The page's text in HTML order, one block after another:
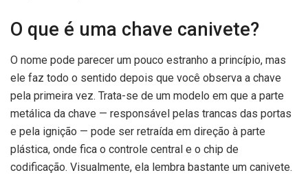
O que é uma chave canivete?
O nome pode parecer um pouco estranho a princípio, mas
ele faz todo o sentido depois que você observa a chave
pela primeira vez. Trata-se de um modelo em que a parte
metálica da chave — responsável pelas trancas das portas
e pela ignição — pode ser retraída em direção à parte
plástica, onde fica o controle central e o chip de
codificação. Visualmente, ela lembra bastante um canivete.